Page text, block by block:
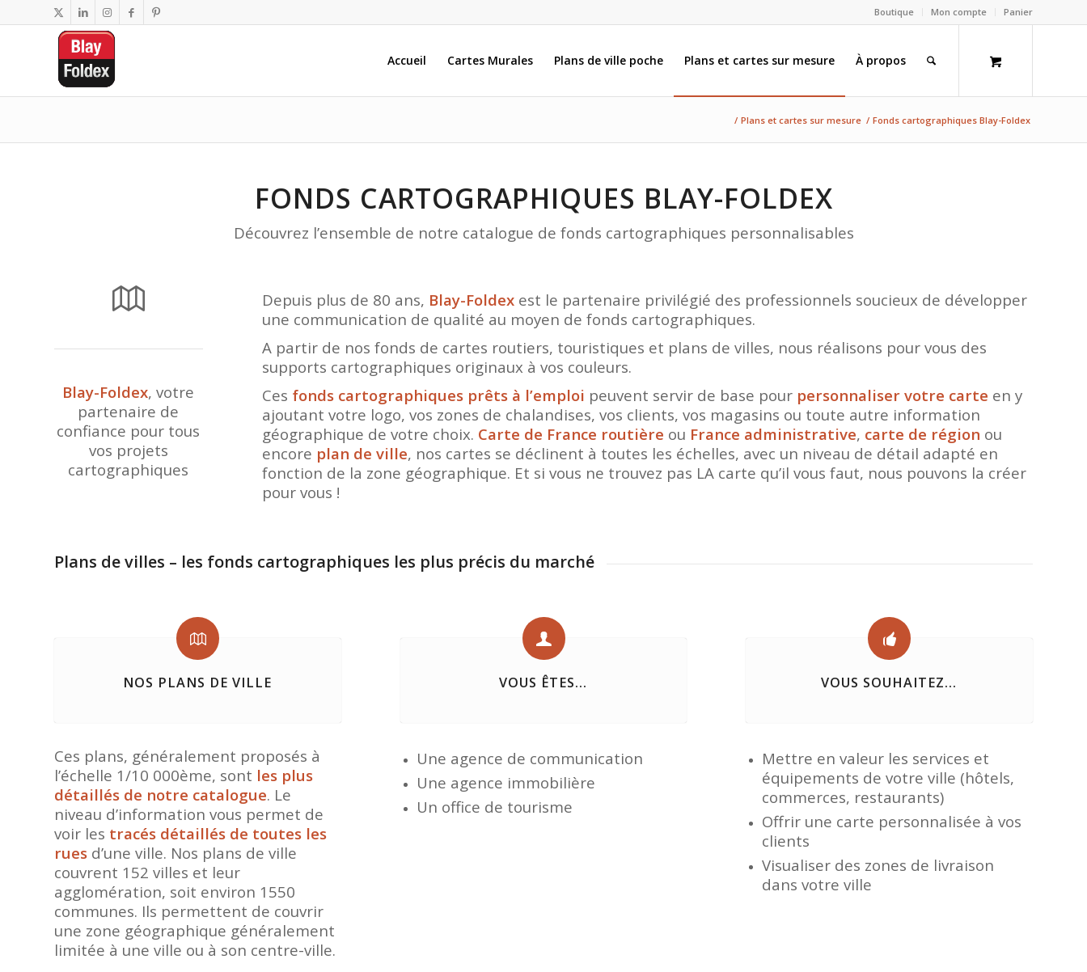
Boutique Mon compte Panier
Accueil Cartes Murales Plans de ville poche Plans et cartes sur mesure À propos
/ Plans et cartes sur mesure / Fonds cartographiques Blay-Foldex
FONDS CARTOGRAPHIQUES BLAY-FOLDEX
Découvrez l’ensemble de notre catalogue de fonds cartographiques personnalisables
Blay-Foldex, votre
partenaire de
confiance pour tous
vos projets
cartographiques
Depuis plus de 80 ans, Blay-Foldexest le partenaire privilégié des professionnels soucieux de développer
une communication de qualité au moyen de fonds cartographiques.
A partir de nos fonds de cartes routiers, touristiques et plans de villes, nous réalisons pour vous des
supports cartographiques originaux à vos couleurs.
Ces fonds cartographiques prêts à l’emploi peuvent servir de base pour personnaliser votre carte en y
ajoutant votre logo, vos zones de chalandises, vos clients, vos magasins ou toute autre information
géographique de votre choix. Carte de France routière ou France administrative, carte de région ou
encore plan de ville, nos cartes se déclinent à toutes les échelles, avec un niveau de détail adapté en
fonction de la zone géographique. Et si vous ne trouvez pas LA carte qu’il vous faut, nous pouvons la créer
pour vous !
Plans de villes – les fonds cartographiques les plus précis du marché
NOS PLANS DE VILLE
Ces plans, généralement proposés à
l’échelle 1/10 000ème, sont les plus
détaillés de notre catalogue. Le
niveau d’information vous permet de
voir les tracés détaillés de toutes les
rues d’une ville. Nos plans de ville
couvrent 152 villes et leur
agglomération, soit environ 1550
communes. Ils permettent de couvrir
une zone géographique généralement
limitée à une ville ou à son centre-ville.
VOUS ÊTES...
Une agence de communication
Une agence immobilière
Un office de tourisme
VOUS SOUHAITEZ...
Mettre en valeur les services et
équipements de votre ville (hôtels,
commerces, restaurants)
Offrir une carte personnalisée à vos
clients
Visualiser des zones de livraison
dans votre ville